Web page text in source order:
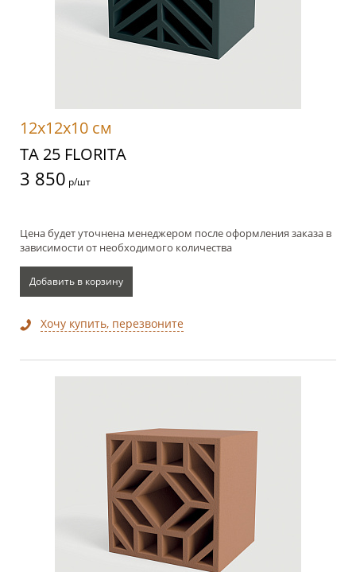
12x12x10 см
TA 25 FLORITA
3 850 р/шт
Цена будет уточнена менеджером после оформления заказа в
зависимости от необходимого количества
Добавить в корзину
Хочу купить, перезвоните